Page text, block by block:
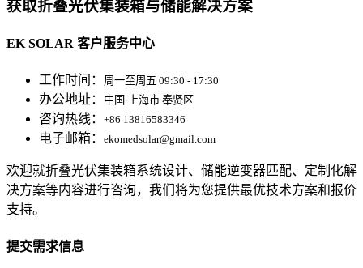
获取折叠光伏集装箱与储能解决方案
EK SOLAR 客户服务中心
工作时间： 周一至周五 09:30 - 17:30
办公地址： 中国·上海市 奉贤区
咨询热线： +86 13816583346
电子邮箱： ekomedsolar@gmail.com
欢迎就折叠光伏集装箱系统设计、储能逆变器匹配、定制化解
决方案等内容进行咨询，我们将为您提供最优技术方案和报价
支持。
提交需求信息